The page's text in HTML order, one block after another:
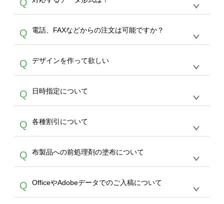
生産にて承っております。デザインツールから
デザインの作成から決済まで完了できます。
30枚以上やシルク印刷など、大口注文の場合
は、サポートが担当するエコバッグコンシェル
やタンブラーコンシェルをご利用ください。製
作する数量が多ければ多いほど、オンデマンド
サービスよりも低価格で製作することが可能で
す。
Q
A
ドできるデータ形式は、JPG / PNG / AI / PSD /
PDF 形式になります。データの最大サイズ
写真などもアップロード可能です。使用できな
い画像はエラーになります。（※ Illustratorか
らの直接入稿には対応していません。AIで保存
し、デザインツールからアップロードして下さ
い）
Q 電話、FAXなどからの注文は可能ですか？
A
文のみ受け付けております。30個以上のご製
作をお考えの方は、サポートが担当するエコバ
スをご利用頂ければ、電話やFAX、メールなど
でご注文が可能です。
Q デザインを作って欲しい
A
を作って欲しい。などの場合は、製作数量が
30個以上であれば、サポート担当が、デザイ
バッグコンシェル
サー
ビスをご利用ください。(※ 30個以下の場合
は、デザインツールをご利用ください)
Q 日時指定について
A
ん。発送後18時以降に配送業者・伝票番号を
メールでお知らせいたしますので、直接配送業
者にご連絡いただき調整をお願い致します。
Q 各種割引について
A
カート内で自動的に割引(最大50%)が適用され
ます。 【付与ポイント】購入金額の1％が1ポ
イントとして付与され、次回ご注文時に1ポイ
ント＝1円としてお使いいただけます。ポイン
トは発送完了の翌日に付与され、次回ご注文時
Q 布製品への前処理剤の塗布について
A
意点（前処理剤）】カラー生地（Tシャツのホ
ワイト、トートバッグのナチュラル、ホワイト
Q OfficeやAdobeデータでのご入稿について